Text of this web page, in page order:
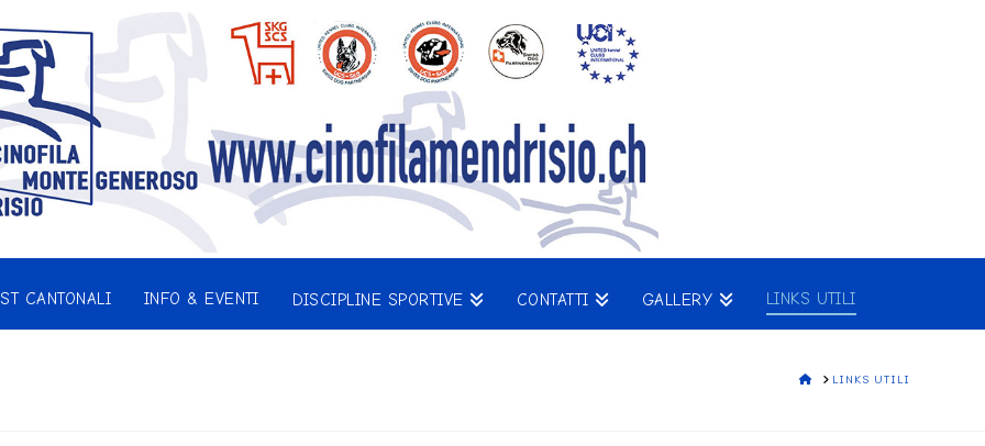
CANTONALI INFO & EVENTI DISCIPLINE SPORTIVE CONTATTI GALLERY LINKS UTILI
HOMELINKS UTILI